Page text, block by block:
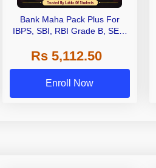
Bank Maha Pack Plus For
IBPS, SBI, RBI Grade B, SEBI
Other Grade A & Grade B Bank
Exams
Rs 5,112.50
Enroll Now